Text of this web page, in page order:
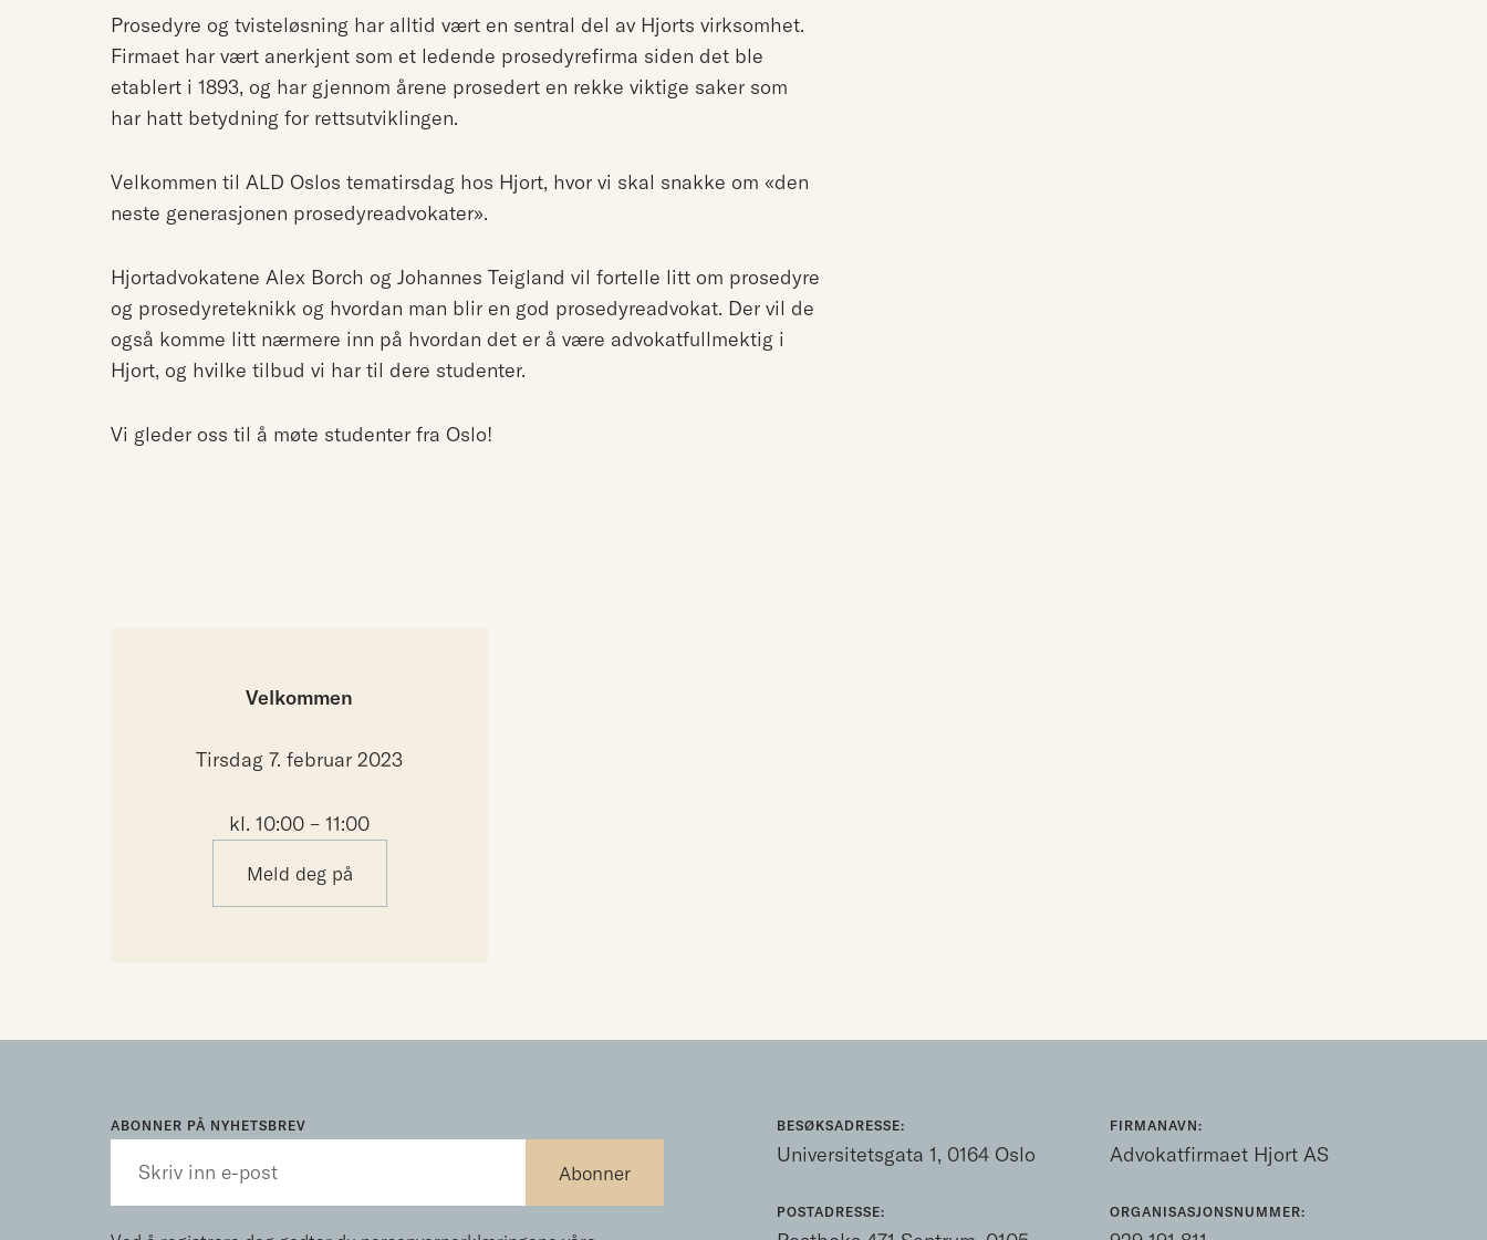
Prosedyre og tvisteløsning har alltid vært en sentral del av Hjorts virksomhet.
Firmaet har vært anerkjent som et ledende prosedyrefirma siden det ble
etablert i 1893, og har gjennom årene prosedert en rekke viktige saker som
har hatt betydning for rettsutviklingen.
Velkommen til ALD Oslos tematirsdag hos Hjort, hvor vi skal snakke om «den
neste generasjonen prosedyreadvokater».
Hjortadvokatene Alex Borch og Johannes Teigland vil fortelle litt om prosedyre
og prosedyreteknikk og hvordan man blir en god prosedyreadvokat. Der vil de
også komme litt nærmere inn på hvordan det er å være advokatfullmektig i
Hjort, og hvilke tilbud vi har til dere studenter.
Vi gleder oss til å møte studenter fra Oslo!
Velkommen
Tirsdag 7. februar 2023
kl. 10:00 – 11:00
Meld deg på
ABONNER PÅ NYHETSBREV BESØKSADRESSE:
Universitetsgata 1, 0164 Oslo
POSTADRESSE:
FIRMANAVN:
Advokatfirmaet Hjort AS
ORGANISASJONSNUMMER: